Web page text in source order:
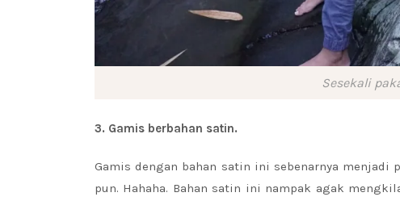
Sesekali
3. Gamis berbahan satin.
Gamis dengan bahan satin ini sebenarnya
pun. Hahaha. Bahan satin ini nampak agak